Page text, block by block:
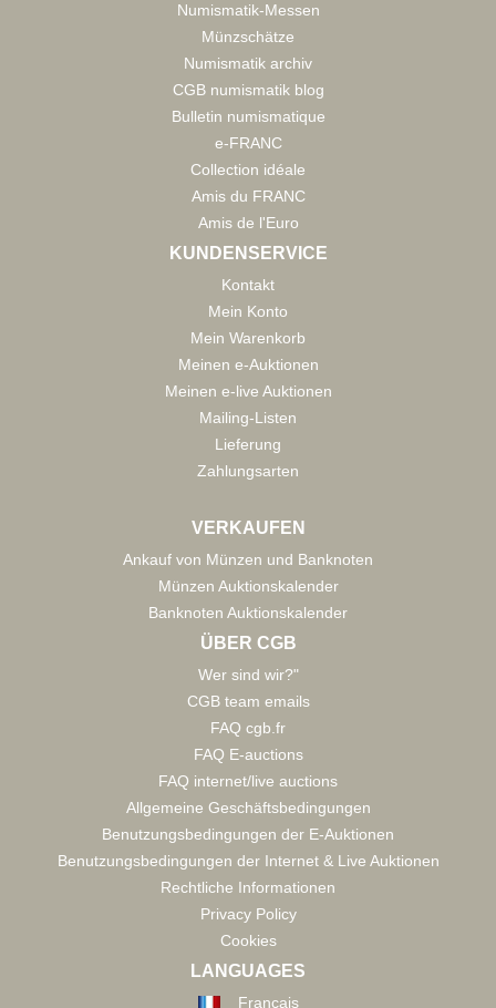
Numismatik-Messen
Münzschätze
Numismatik archiv
CGB numismatik blog
Bulletin numismatique
e-FRANC
Collection idéale
Amis du FRANC
Amis de l'Euro
KUNDENSERVICE
Kontakt
Mein Konto
Mein Warenkorb
Meinen e-Auktionen
Meinen e-live Auktionen
Mailing-Listen
Lieferung
Zahlungsarten
VERKAUFEN
Ankauf von Münzen und Banknoten
Münzen Auktionskalender
Banknoten Auktionskalender
ÜBER CGB
Wer sind wir?"
CGB team emails
FAQ cgb.fr
FAQ E-auctions
FAQ internet/live auctions
Allgemeine Geschäftsbedingungen
Benutzungsbedingungen der E-Auktionen
Benutzungsbedingungen der Internet & Live Auktionen
Rechtliche Informationen
Privacy Policy
Cookies
LANGUAGES
Français